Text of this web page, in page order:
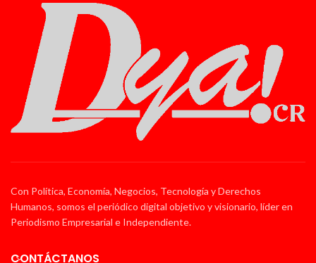
Con Política, Economía, Negocios, Tecnología y Derechos
Humanos, somos el periódico digital objetivo y visionario, líder en
Periodismo Empresarial e Independiente.
CONTÁCTANOS